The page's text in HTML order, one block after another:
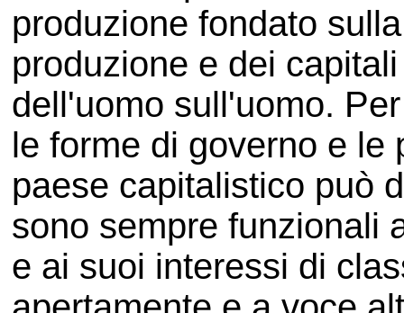
produzione fondato
produzione e dei
dell'uomo sull'uomo.
le forme di governo e le
paese capitalistico può
sono sempre funzionali
e ai suoi interessi di